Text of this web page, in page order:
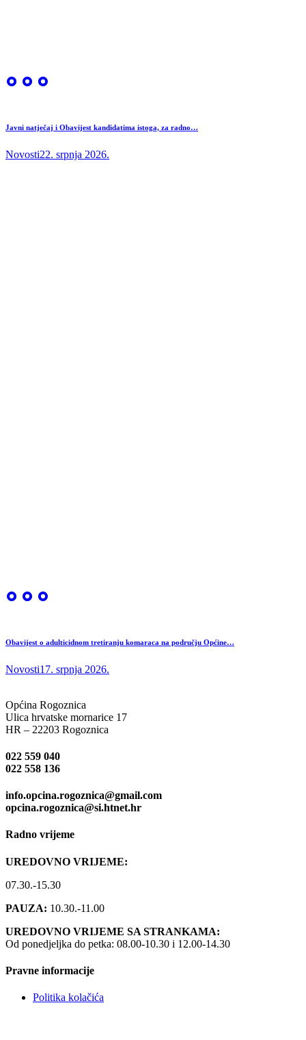
Javni natječaj i Obavijest kandidatima istoga, za radno…
Novosti22. srpnja 2026.
Obavijest o adulticidnom tretiranju komaraca na području Općine…
Novosti17. srpnja 2026.
Općina Rogoznica
Ulica hrvatske mornarice 17
HR – 22203 Rogoznica
022 559 040
022 558 136
info.opcina.rogoznica@gmail.com
opcina.rogoznica@si.htnet.hr
Radno vrijeme
UREDOVNO VRIJEME:
07.30.-15.30
PAUZA: 10.30.-11.00
UREDOVNO VRIJEME SA STRANKAMA:
Od ponedjeljka do petka: 08.00-10.30 i 12.00-14.30
Pravne informacije
Politika kolačića